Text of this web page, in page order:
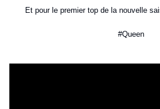
Et pour le premier top de la nouvelle
#Queen